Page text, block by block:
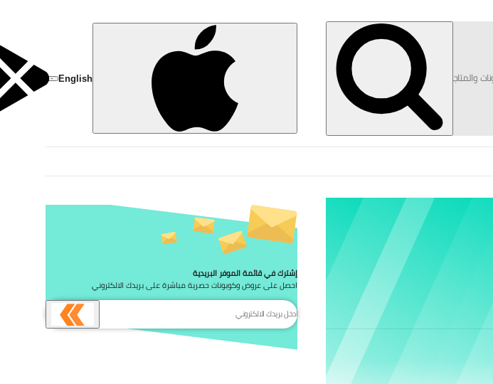
English
إشترك في قائمة الموفر البريدية
احصل على عروض وكوبونات حصرية مباشرة على بريدك الالكتروني